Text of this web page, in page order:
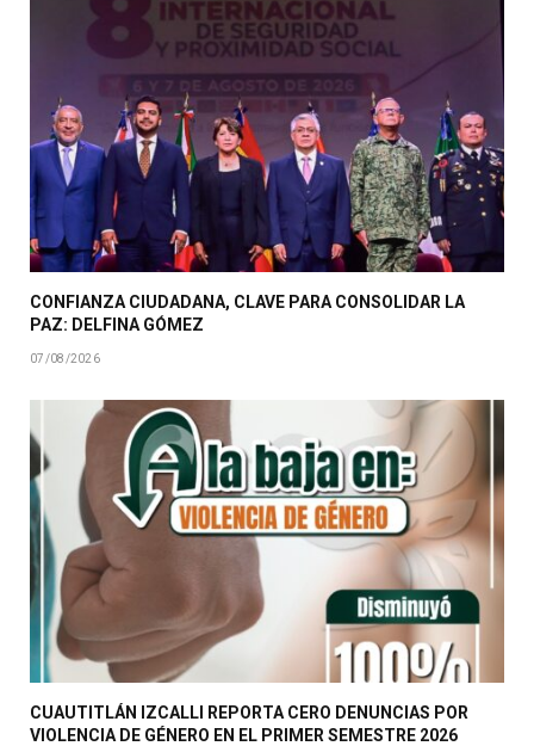
CONFIANZA CIUDADANA, CLAVE PARA CONSOLIDAR LA
PAZ: DELFINA GÓMEZ
07/08/2026
CUAUTITLÁN IZCALLI REPORTA CERO DENUNCIAS POR
VIOLENCIA DE GÉNERO EN EL PRIMER SEMESTRE 2026